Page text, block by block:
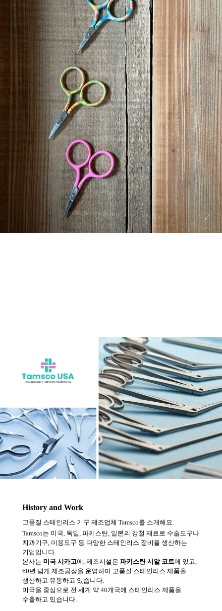
History and Work
고품질 스테인리스 기구 제조업체 Tamsco를 소개해요.
Tamsco는 미국, 독일, 파키스탄, 일본의 강철 재료로 수술도구나
치과기구, 미용도구 등 다양한 스테인리스 장비를 생산하는
기업입니다.
본사는 미국 시카고에, 제조시설은 파키스탄 시알 코트에 있고,
60년 넘게 제조공장을 운영하며 고품질 스테인리스 제품을
생산하고 유통하고 있습니다.
미국을 중심으로 전 세계 약 40개국에 스테인리스 제품을
수출하고 있습니다.